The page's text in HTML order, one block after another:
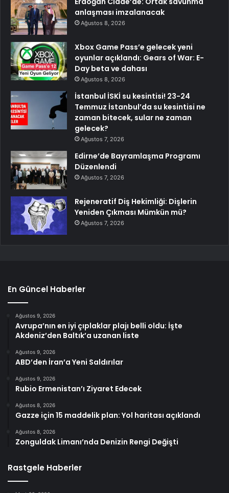
anlaşması imzalanacak
Ağustos 8, 2026
Xbox Game Pass’e gelecek yeni
oyunlar açıklandı: Gears of War: E-
Day beta ve dahası
Ağustos 8, 2026
İstanbul İSKİ su kesintisi! 23-24
Temmuz İstanbul’da su kesintisi ne
zaman bitecek, sular ne zaman
gelecek?
Ağustos 7, 2026
Edirne’de Bayramlaşma Programı
Düzenlendi
Ağustos 7, 2026
Rejeneratif Diş Hekimliği: Dişlerin
Yeniden Çıkması Mümkün mü?
Ağustos 7, 2026
En Güncel Haberler
Ağustos 9, 2026
Avrupa’nın en iyi çıplaklar plajı belli oldu: İşte
Akdeniz’den Baltık’a uzanan liste
Ağustos 9, 2026
ABD’den İran’a Yeni Saldırılar
Ağustos 9, 2026
Rubio Ermenistan’ı Ziyaret Edecek
Ağustos 8, 2026
Gazze için 15 maddelik plan: Yol haritası açıklandı
Ağustos 8, 2026
Zonguldak Limanı’nda Denizin Rengi Değişti
Rastgele Haberler